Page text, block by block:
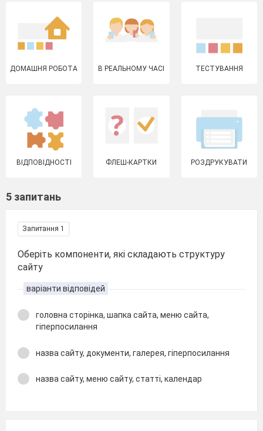
ДОМАШНЯ РОБОТА В РЕАЛЬНОМУ ЧАСІ ТЕСТУВАННЯ
ВІДПОВІДНОСТІ ФЛЕШ-КАРТКИ РОЗДРУКУВАТИ
5 запитань
Запитання 1
Оберіть компоненти, які складають структуру
сайту
варіанти відповідей
головна сторінка, шапка сайта, меню сайта,
гіперпосилання
назва сайту, документи, галерея, гіперпосилання
назва сайту, меню сайту, статті, календар